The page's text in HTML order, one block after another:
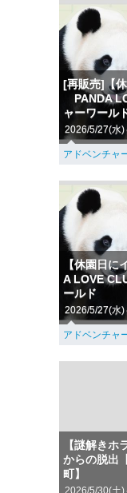
[再販売]【
PANDA
ャーワール
2026/5/27(水)
アドベンチャ
【休園日
A LOVE
ールド
2026/5/27(水)
アドベンチャ
【謎解き
からの脱出
町】
2026/5/30(土)